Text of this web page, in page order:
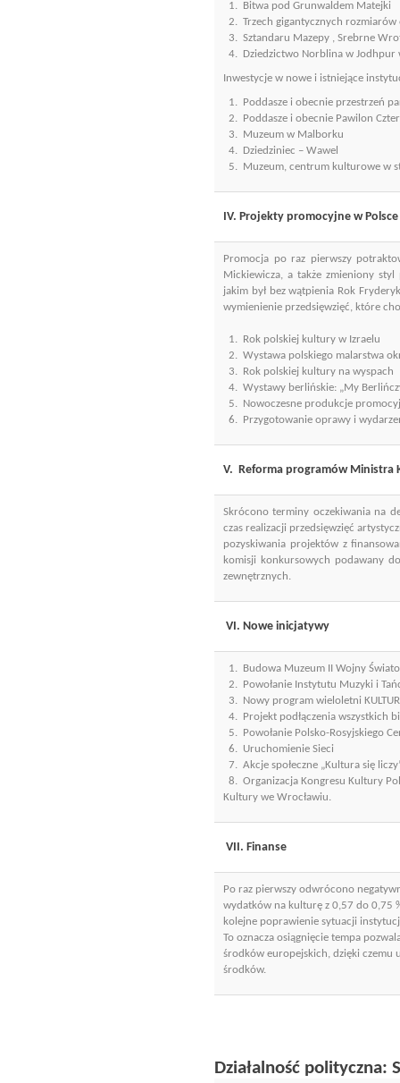
1. Bitwa pod Grunwaldem Matejki
2. Trzech gigantycznych rozmiarów
3. Sztandaru Mazepy , Srebrne
4. Dziedzictwo Norblina w Jodhpur
Inwestycje w nowe i istniejące
1. Poddasze i obecnie przestrzeń
2. Poddasze i obecnie Pawilon
3. Muzeum w Malborku
4. Dziedziniec – Wawel
5. Muzeum, centrum kulturowe w
IV. Projekty promocyjne w
Promocja po raz pierwszy
Mickiewicza, a także zmieniony
jakim był bez wątpienia Rok
wymienienie przedsięwzięć, które
1. Rok polskiej kultury w Izraelu
2. Wystawa polskiego malarstwa
3. Rok polskiej kultury na wyspach
4. Wystawy berlińskie: „My
5. Nowoczesne produkcje
6. Przygotowanie oprawy i
V. Reforma programów Ministra
Skrócono terminy oczekiwania na
czas realizacji przedsięwzięć
pozyskiwania projektów z
komisji konkursowych podawany
zewnętrznych.
VI. Nowe inicjatywy
1. Budowa Muzeum II Wojny
2. Powołanie Instytutu Muzyki i
3. Nowy program wieloletni
4. Projekt podłączenia wszystkich
5. Powołanie Polsko-Rosyjskiego
6. Uruchomienie Sieci
7. Akcje społeczne „Kultura się
8. Organizacja Kongresu Kultury
Kultury we Wrocławiu.
VII. Finanse
Po raz pierwszy odwrócono
wydatków na kulturę z 0,57 do 0,75
kolejne poprawienie sytuacji
To oznacza osiągnięcie tempa
środków europejskich, dzięki czemu
środków.
Działalność polityczna: